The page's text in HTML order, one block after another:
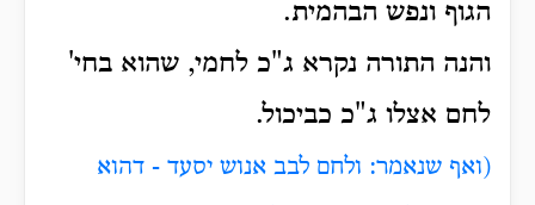
הגוף ונפש הבהמית.
והנה התורה נקרא ג"כ לחמי, שהוא בחי'
לחם אצלו ג"כ כביכול.
(ואף שנאמר: ולחם לבב אנוש יסעד - דהוא